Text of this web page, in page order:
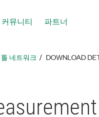
커뮤니티 파트너
툴 네트워크 DOWNLOAD